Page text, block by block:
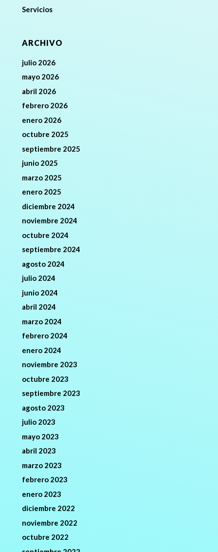
Servicios
ARCHIVO
julio 2026
mayo 2026
abril 2026
febrero 2026
enero 2026
octubre 2025
septiembre 2025
junio 2025
marzo 2025
enero 2025
diciembre 2024
noviembre 2024
octubre 2024
septiembre 2024
agosto 2024
julio 2024
junio 2024
abril 2024
marzo 2024
febrero 2024
enero 2024
noviembre 2023
octubre 2023
septiembre 2023
agosto 2023
julio 2023
mayo 2023
abril 2023
marzo 2023
febrero 2023
enero 2023
diciembre 2022
noviembre 2022
octubre 2022